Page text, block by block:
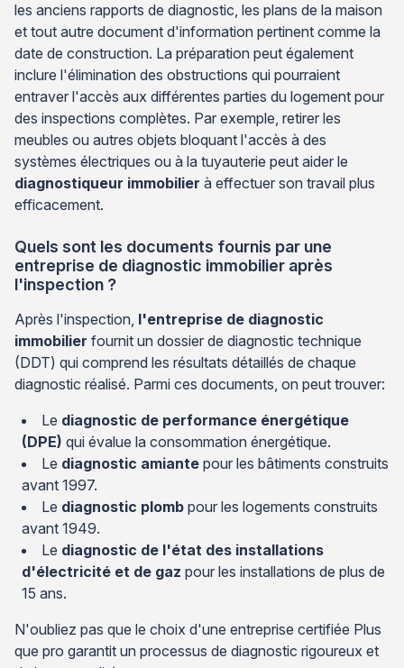
les anciens rapports de diagnostic, les plans de la maison
et tout autre document d'information pertinent comme la
date de construction. La préparation peut également
inclure l'élimination des obstructions qui pourraient
entraver l'accès aux différentes parties du logement pour
des inspections complètes. Par exemple, retirer les
meubles ou autres objets bloquant l'accès à des
systèmes électriques ou à la tuyauterie peut aider le
diagnostiqueur immobilier à effectuer son travail plus
efficacement.
Quels sont les documents fournis par une
entreprise de diagnostic immobilier après
l'inspection ?
Après l'inspection, l'entreprise de diagnostic
immobilier fournit un dossier de diagnostic technique
(DDT) qui comprend les résultats détaillés de chaque
diagnostic réalisé. Parmi ces documents, on peut trouver:
Le diagnostic de performance énergétique
(DPE) qui évalue la consommation énergétique.
Le diagnostic amiante pour les bâtiments construits
avant 1997.
Le diagnostic plomb pour les logements construits
avant 1949.
Le diagnostic de l'état des installations
d'électricité et de gaz pour les installations de plus de
15 ans.
N'oubliez pas que le choix d'une entreprise certifiée Plus
que pro garantit un processus de diagnostic rigoureux et